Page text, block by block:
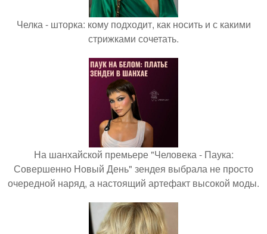
Челка - шторка: кому подходит, как носить и с какими
стрижками сочетать.
На шанхайской премьере "Человека - Паука:
Совершенно Новый День" зендея выбрала не просто
очередной наряд, а настоящий артефакт высокой моды.